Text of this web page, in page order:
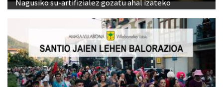
Nagusiko su-artifizialez gozatu ahal izateko